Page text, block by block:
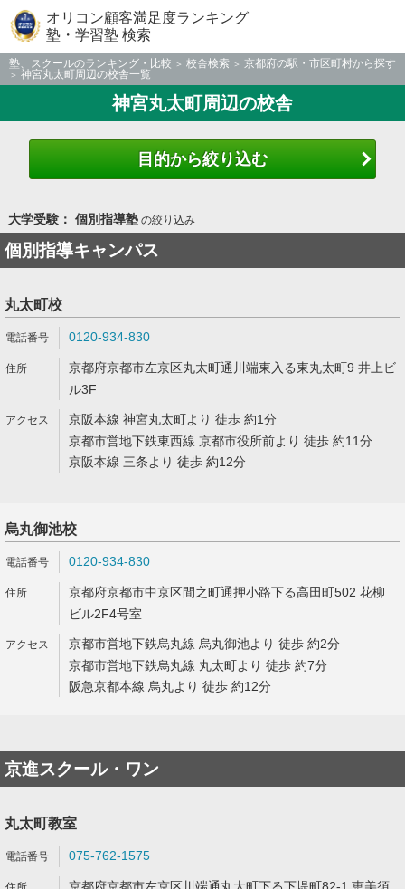
オリコン顧客満足度ランキング
塾・学習塾 検索
塾、スクールのランキング・比較 校舎検索
京都府の駅・市区町村から探す
神宮丸太町周辺の校舎一覧
神宮丸太町周辺の校舎
目的から絞り込む
大学受験： 個別指導塾の絞り込み
個別指導キャンパス
丸太町校
0120-934-830
京都府京都市左京区丸太町通川端東入る東丸太町9 井上ビ
ル3F
京阪本線 神宮丸太町より 徒歩 約1分
京都市営地下鉄東西線 京都市役所前より 徒歩 約11分
京阪本線 三条より 徒歩 約12分
烏丸御池校
0120-934-830
京都府京都市中京区間之町通押小路下る高田町502 花柳
ビル2F4号室
京都市営地下鉄烏丸線 烏丸御池より 徒歩 約2分
京都市営地下鉄烏丸線 丸太町より 徒歩 約7分
阪急京都本線 烏丸より 徒歩 約12分
京進スクール・ワン
丸太町教室
075-762-1575